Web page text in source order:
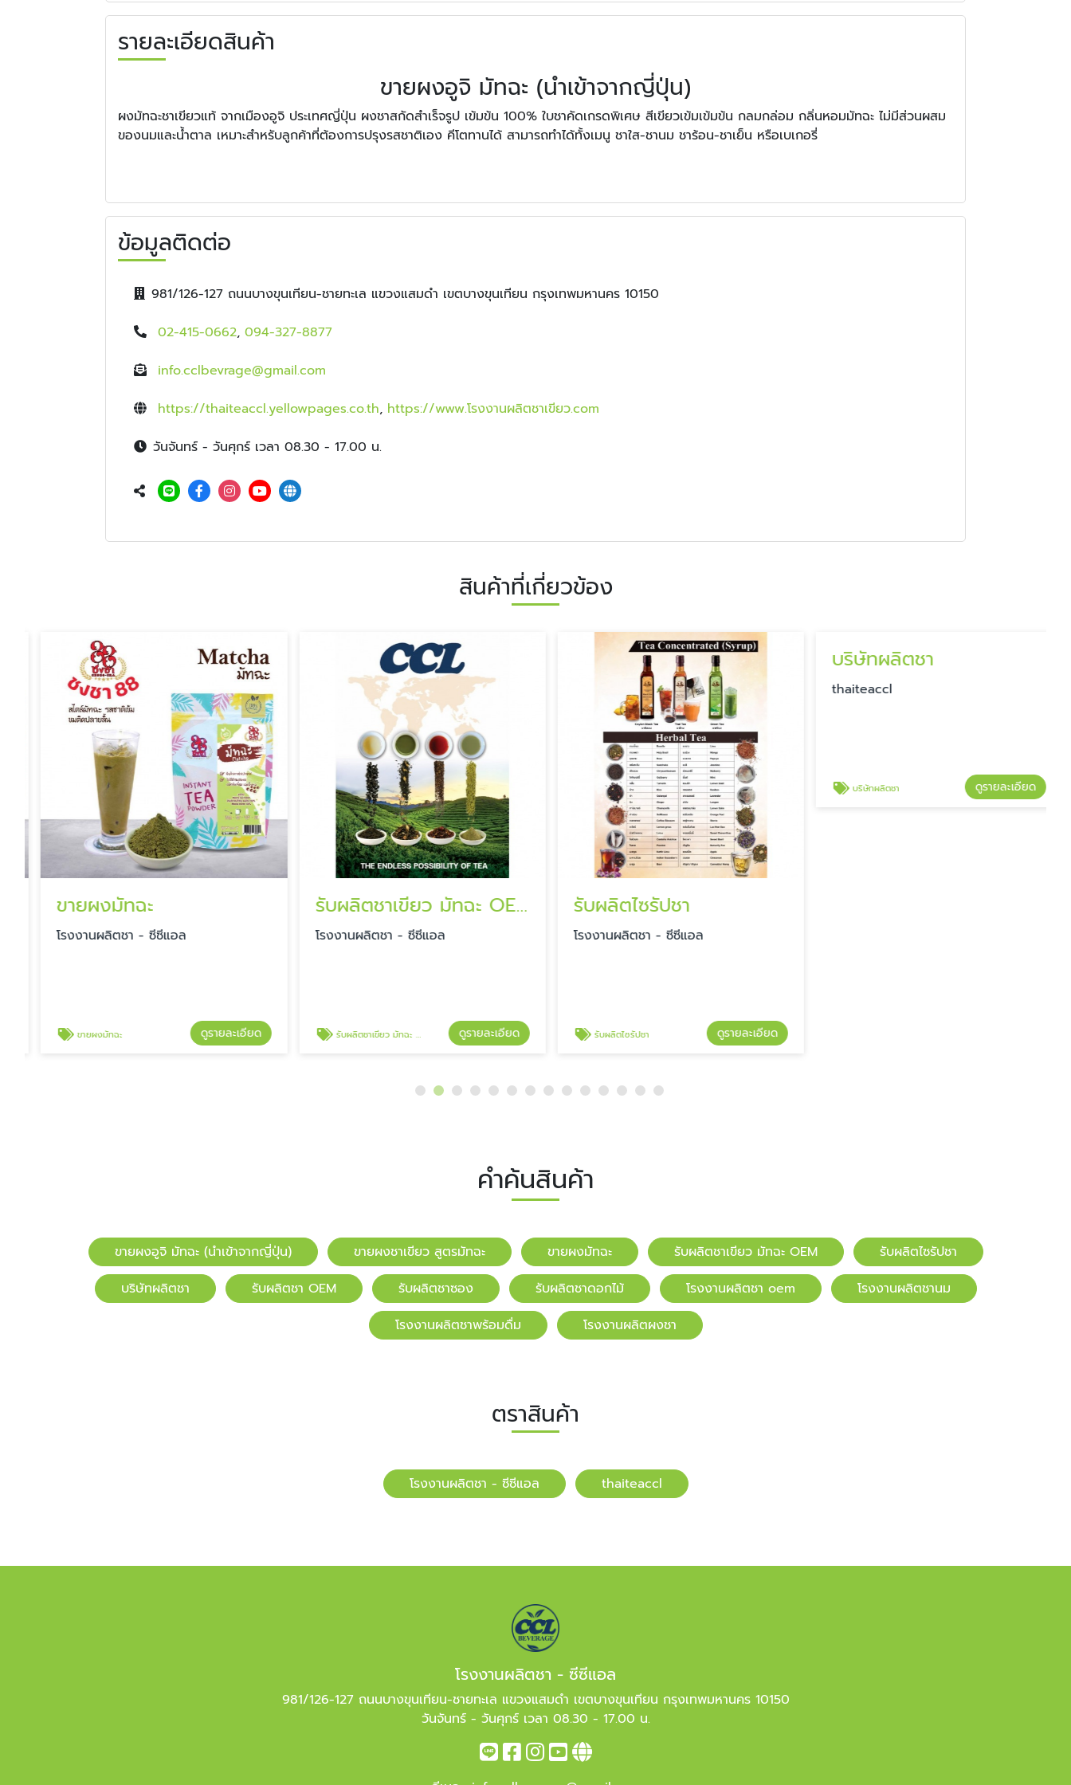
รายละเอียดสินค้า
ขายผงอูจิ มัทฉะ (นำเข้าจากญี่ปุ่น)
ผงมัทฉะชาเขียวแท้ จากเมืองอูจิ ประเทศญี่ปุ่น ผงชาสกัดสำเร็จรูป เข้มข้น 100% ใบชาคัดเกรดพิเศษ สีเขียวเข้มเข้มข้น กลมกล่อม กลิ่นหอมมัทฉะ ไม่มีส่วนผสม
ของนมและน้ำตาล เหมาะสำหรับลูกค้าที่ต้องการปรุงรสชาติเอง คีโตทานได้ สามารถทำได้ทั้งเมนู ชาใส-ชานม ชาร้อน-ชาเย็น หรือเบเกอรี่
ข้อมูลติดต่อ
981/126-127 ถนนบางขุนเทียน-ชายทะเล แขวงแสมดำ เขตบางขุนเทียน กรุงเทพมหานคร 10150
02-415-0662, 094-327-8877
info.cclbevrage@gmail.com
https://thaiteaccl.yellowpages.co.th, https://www.โรงงานผลิตชาเขียว.com
วันจันทร์ - วันศุกร์ เวลา 08.30 - 17.00 น.
สินค้าที่เกี่ยวข้อง
ขายผงมัทฉะ
โรงงานผลิตชา - ซีซีแอล
ขายผงมัทฉะ ดูรายละเอียด
รับผลิตชาเขียว มัทฉะ OEM
โรงงานผลิตชา - ซีซีแอล
รับผลิตชาเขียว มัทฉะ OEM ดูรายละเอียด
รับผลิตไซรัปชา
โรงงานผลิตชา - ซีซีแอล
รับผลิตไซรัปชา ดูรายละเอียด
บริษัทผลิตชา
​​thaiteaccl
บริษัทผลิตชา ดูรายละเอียด
คำค้นสินค้า
ขายผงอูจิ มัทฉะ (นำเข้าจากญี่ปุ่น) ขายผงชาเขียว สูตรมัทฉะ ขายผงมัทฉะ รับผลิตชาเขียว มัทฉะ OEM
รับผลิตไซรัปชา
บริษัทผลิตชา
รับผลิตชา OEM รับผลิตชาซอง รับผลิตชาดอกไม้ โรงงานผลิตชา oem
โรงงานผลิตชานม
โรงงานผลิตชาพร้อมดื่ม
โรงงานผลิตผงชา
ตราสินค้า
โรงงานผลิตชา - ซีซีแอล ​​thaiteaccl
โรงงานผลิตชา - ซีซีแอล
981/126-127 ถนนบางขุนเทียน-ชายทะเล แขวงแสมดำ เขตบางขุนเทียน กรุงเทพมหานคร 10150
วันจันทร์ - วันศุกร์ เวลา 08.30 - 17.00 น.